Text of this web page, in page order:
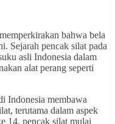
bahwa bela
Sejarah pencak silat pada
asli Indonesia dalam
alat perang seperti
Indonesia membawa
terutama dalam aspek
14, pencak silat mulai